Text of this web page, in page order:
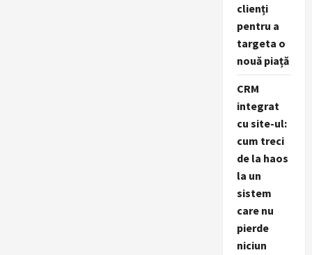
clienți
pentru a
targeta o
nouă piață
CRM
integrat
cu site-ul:
cum treci
de la haos
la un
sistem
care nu
pierde
niciun